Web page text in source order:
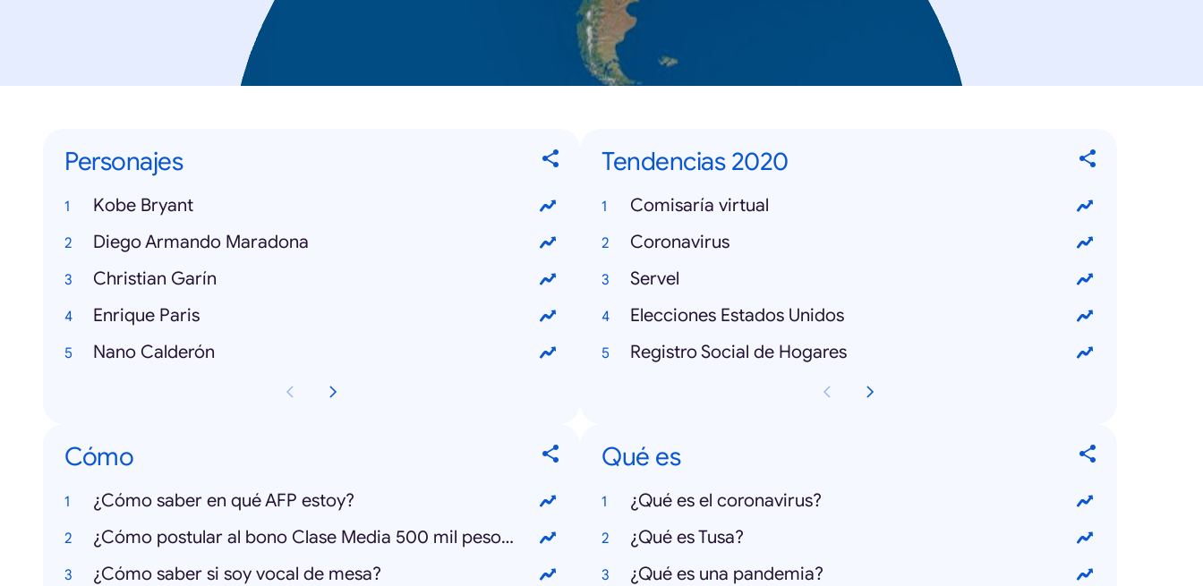
Personajes
Kobe Bryant
Diego Armando Maradona
Christian Garín
Enrique Paris
Nano Calderón
Tendencias 2020
Comisaría virtual
Coronavirus
Servel
Elecciones Estados Unidos
Registro Social de Hogares
Cómo
¿Cómo saber en qué AFP estoy?
¿Cómo postular al bono Clase Media 500 mil pesos?
¿Cómo saber si soy vocal de mesa?
Qué es
¿Qué es el coronavirus?
¿Qué es Tusa?
¿Qué es una pandemia?